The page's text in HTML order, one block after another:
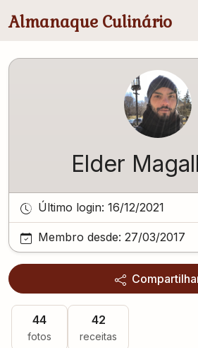
Almanaque Culinário
Elder
Último login: 16/12/2021
Membro desde: 27/03/2017
44
fotos
42
receitas